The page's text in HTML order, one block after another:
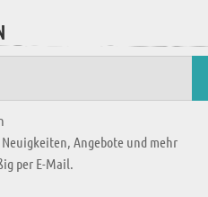
Angebote und mehr
per E-Mail.